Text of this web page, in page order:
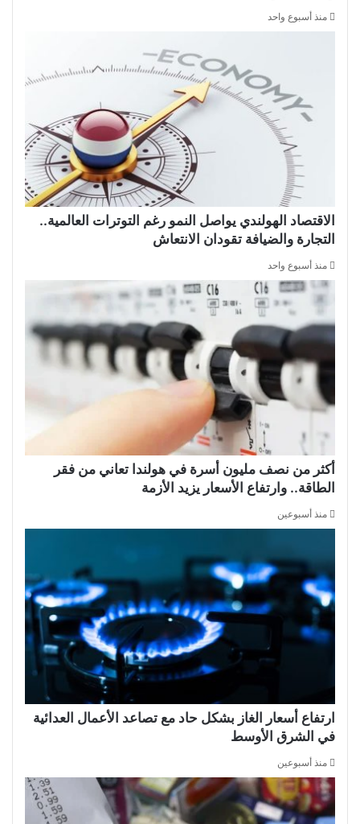
منذ أسبوع واحد
الاقتصاد الهولندي يواصل النمو رغم التوترات العالمية..
التجارة والضيافة تقودان الانتعاش
منذ أسبوع واحد
أكثر من نصف مليون أسرة في هولندا تعاني من فقر
الطاقة.. وارتفاع الأسعار يزيد الأزمة
منذ أسبوعين
ارتفاع أسعار الغاز بشكل حاد مع تصاعد الأعمال العدائية
في الشرق الأوسط
منذ أسبوعين